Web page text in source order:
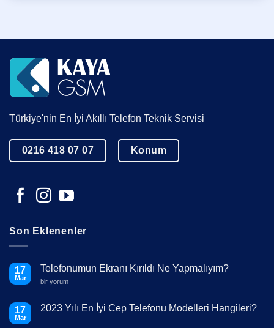
Türkiye'nin En İyi Akıllı Telefon Teknik Servisi
0216 418 07 07 Konum
Son Eklenenler
17
Mar
Telefonumun Ekranı Kırıldı Ne Yapmalıyım?
Telefonumun
Ne
Yapmalıyım?
bir yorum
17
Mar
2023 Yılı En İyi Cep Telefonu Modelleri Hangileri?